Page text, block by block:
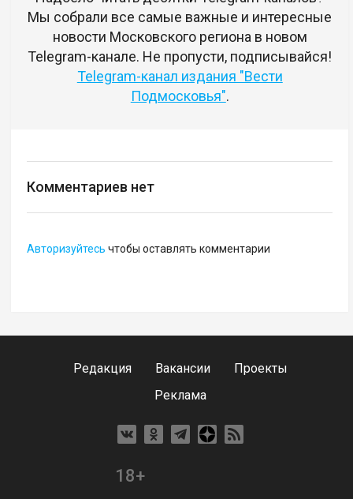
Мы собрали все самые важные и интересные
новости Московского региона в новом
Telegram-канале. Не пропусти, подписывайся!
Telegram-канал издания "Вести
Подмосковья".
Комментариев нет
Авторизуйтесь чтобы оставлять комментарии
Редакция Вакансии
Проекты
Реклама
18+